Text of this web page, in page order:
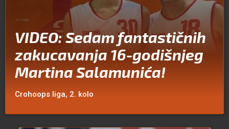
VIDEO: Sedam fantastičnih
zakucavanja 16-godišnjeg
Martina Salamunića!
Crohoops liga, 2. kolo